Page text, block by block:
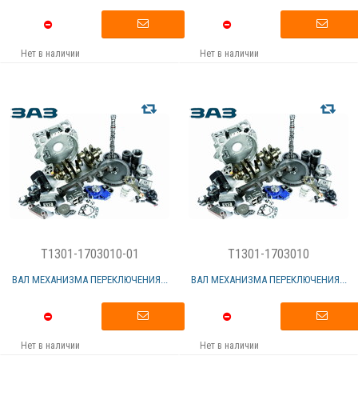
Нет в наличии Нет в наличии
T1301-1703010-01
ВАЛ МЕХАНИЗМА ПЕРЕКЛЮЧЕНИЯ...
Нет в наличии
T1301-1703010
ВАЛ МЕХАНИЗМА ПЕРЕКЛЮЧЕНИЯ...
Нет в наличии